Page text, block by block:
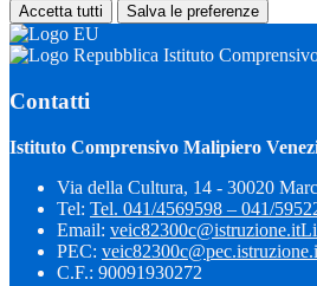
Accetta tutti Salva le preferenze
Istituto
Contatti
Istituto Comprensivo Malipiero
Via della Cultura, 14 - 30020
Tel: Tel. 041/4569598 – 041/
Email: veic82300c@istruzione.it
PEC:
C.F.: 90091930272